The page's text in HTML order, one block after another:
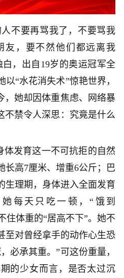
不要再骂我了，不要骂我
友，要不然他们都远离我
白，出自19岁的奥运冠军全
“水花消失术”惊艳世界，
，她却因体重焦虑、网络暴
不禁令人深思：究竟是什么
体发育这一不可抗拒的自然
长高7厘米、增重6公斤；巴
生理期，身体进入全面发育
每天只吃一顿，“饿到
住体重的“居高不下”。她不
至对曾经拿手的动作心生恐
必承其重。”可这份重量，
的少女而言，是否太过沉